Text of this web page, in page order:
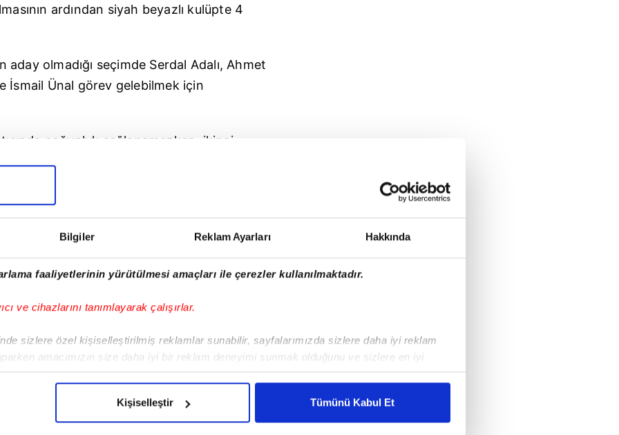
Bilgiler Reklam Ayarları Hakkında
faaliyetlerinin yürütülmesi amaçları ile çerezler kullanılmaktadır.
ve cihazlarını tanımlayarak çalışırlar.
sizlere özel kişiselleştirilmiş reklamlar sunabilir, sayfalarımızda sizlere daha iyi reklam
amacımızın size daha iyi bir reklam deneyimi sunmak olduğunu ve sizlere en iyi
gelen çabayı gösterdiğimizi ve bu noktada, reklamların maliyetlerimizi karşılamak
çerezlere izin vermedikleri takdirde, kullanıcılara hedefli reklamlar gösterilmeyecektir."
Kişiselleştir Tümünü Kabul Et
ardından siyah beyazlı kulüpte 4
olmadığı seçimde Serdal Adalı, Ahmet
İsmail Ünal görev gelebilmek için
çoğunluk sağlanamezken
, ikinci
pazar günü saat 10:
Tekinoktay'ınmayıs ayında yarıştığı
4 adayın yarışacağı bu seçimde
bekleniyor...